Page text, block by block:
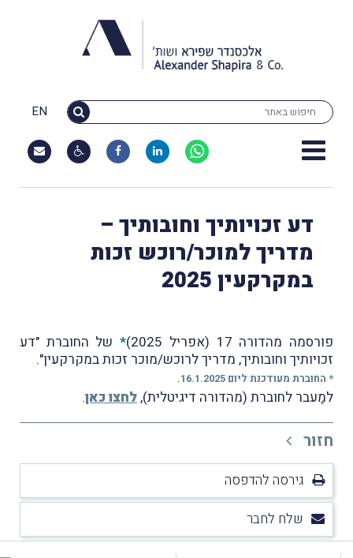
EN
דע זכויותיך וחובותיך –
מדריך למוכר/רוכש זכות
במקרקעין 2025
פורסמה מהדורה 17 (אפריל 2025) *של החוברת "דע
זכויותיך וחובותיך, מדריך לרוכש/מוכר זכות במקרקעין".
* החוברת מעודכנת ליום 16.1.2025.
למַעבר לחוברת (מהדורה דיגיטלית),לחצו כאן.
חזור
גירסה להדפסה
שלח לחבר